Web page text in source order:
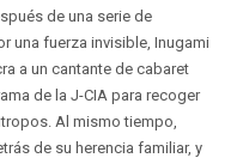
de una serie de
una fuerza invisible, Inugami
a un cantante de cabaret
de la J-CIA para recoger
Al mismo tiempo,
de su herencia familiar, y